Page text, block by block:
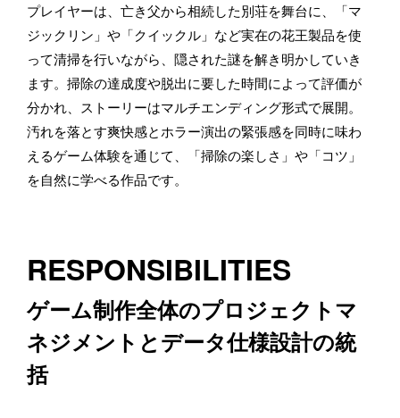
プレイヤーは、亡き父から相続した別荘を舞台に、「マ
ジックリン」や「クイックル」など実在の花王製品を使
って清掃を行いながら、隠された謎を解き明かしていき
ます。掃除の達成度や脱出に要した時間によって評価が
分かれ、ストーリーはマルチエンディング形式で展開。
汚れを落とす爽快感とホラー演出の緊張感を同時に味わ
えるゲーム体験を通じて、「掃除の楽しさ」や「コツ」
を自然に学べる作品です。
RESPONSIBILITIES
ゲーム制作全体のプロジェクトマ
ネジメントとデータ仕様設計の統
括